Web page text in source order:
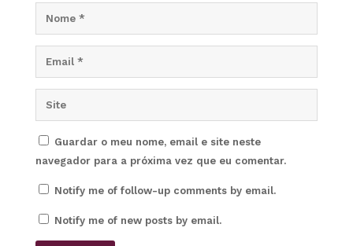
Guardar o meu nome, email e site neste
navegador para a próxima vez que eu comentar.
Notify me of follow-up comments by email.
Notify me of new posts by email.